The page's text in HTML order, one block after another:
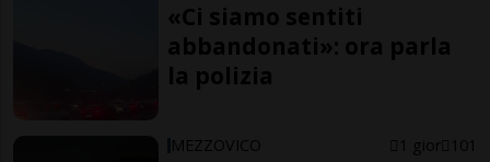
«Ci siamo sentiti
abbandonati»: ora parla
la polizia
MEZZOVICO 1 gior 101